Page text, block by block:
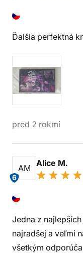
Ďalšia perfektná
pred 2 rokmi
AM
6
Alice M.
Jedna z
najradšej a veľmi
všetkým